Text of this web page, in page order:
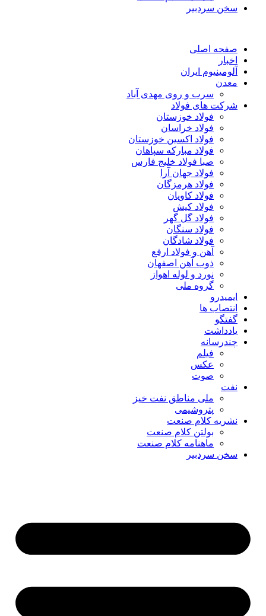
سخن سردبیر
صفحه اصلی
اخبار
آلومینیوم ایران
معدن
سرب و روی مهدی آباد
شرکت های فولاد
فولاد خوزستان
فولاد خراسان
فولاد اکسین خوزستان
فولاد مبارکه سپاهان
صبا فولاد خلیج فارس
فولاد جهان آرا
فولاد هرمزگان
فولاد کاویان
فولاد کیش
فولاد گل گهر
فولاد سنگان
فولاد شادگان
آهن و فولاد ارفع
ذوب آهن اصفهان
نورد و لوله اهواز
گروه ملی
ایمیدرو
انتصاب ها
گفتگو
یادداشت
چندرسانه
فیلم
عکس
صوت
نفت
ملی مناطق نفت خیز
پتروشیمی
نشریه کلام صنعت
بولتن کلام صنعت
ماهنامه کلام صنعت
سخن سردبیر